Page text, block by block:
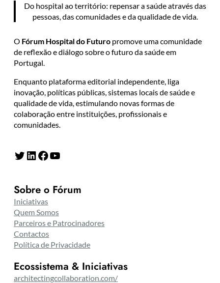
Do hospital ao território: repensar a saúde através das
pessoas, das comunidades e da qualidade de vida.
O Fórum Hospital do Futuro promove uma comunidade
de reflexão e diálogo sobre o futuro da saúde em
Portugal.
Enquanto plataforma editorial independente, liga
inovação, políticas públicas, sistemas locais de saúde e
qualidade de vida, estimulando novas formas de
colaboração entre instituições, profissionais e
comunidades.
Twitter LinkedIn Facebook YouTube
Sobre o Fórum
Iniciativas
Quem Somos
Parceiros e Patrocinadores
Contactos
Política de Privacidade
Ecossistema & Iniciativas
architectingcollaboration.com/